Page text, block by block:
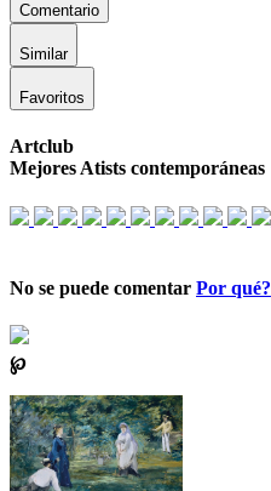
Comentario
Similar
Favoritos
Artclub
Mejores Atists contemporáneas
No se puede comentar Por qué?
℘